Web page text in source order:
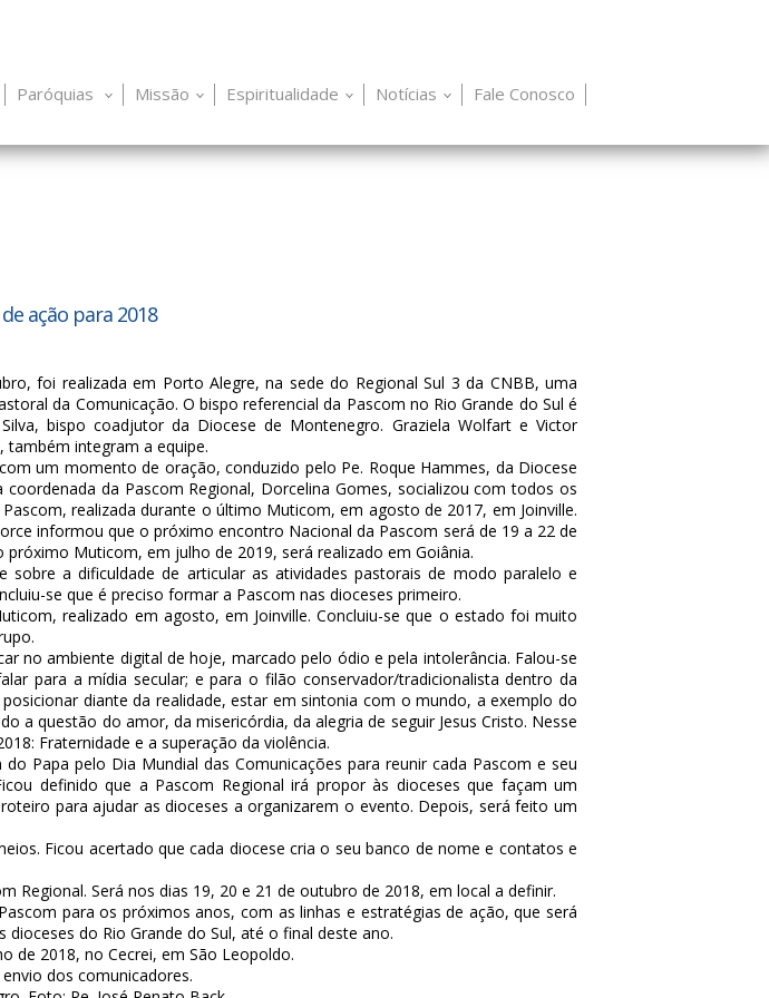
Paróquias Missão Espiritualidade Notícias Fale Conosco
ação para 2018
foi realizada em Porto Alegre, na sede do Regional Sul 3 da CNBB, uma
da Comunicação. O bispo referencial da Pascom no Rio Grande do Sul é
bispo coadjutor da Diocese de Montenegro. Graziela Wolfart e Victor
também integram a equipe.
um momento de oração, conduzido pelo Pe. Roque Hammes, da Diocese
coordenada da Pascom Regional, Dorcelina Gomes, socializou com todos os
realizada durante o último Muticom, em agosto de 2017, em Joinville.
informou que o próximo encontro Nacional da Pascom será de 19 a 22 de
Muticom, em julho de 2019, será realizado em Goiânia.
a dificuldade de articular as atividades pastorais de modo paralelo e
se que é preciso formar a Pascom nas dioceses primeiro.
realizado em agosto, em Joinville. Concluiu-se que o estado foi muito
no ambiente digital de hoje, marcado pelo ódio e pela intolerância. Falou-se
para a mídia secular; e para o filão conservador/tradicionalista dentro da
diante da realidade, estar em sintonia com o mundo, a exemplo do
a questão do amor, da misericórdia, da alegria de seguir Jesus Cristo. Nesse
Fraternidade e a superação da violência.
Papa pelo Dia Mundial das Comunicações para reunir cada Pascom e seu
definido que a Pascom Regional irá propor às dioceses que façam um
para ajudar as dioceses a organizarem o evento. Depois, será feito um
Ficou acertado que cada diocese cria o seu banco de nome e contatos e
Será nos dias 19, 20 e 21 de outubro de 2018, em local a definir.
para os próximos anos, com as linhas e estratégias de ação, que será
do Rio Grande do Sul, até o final deste ano.
de 2018, no Cecrei, em São Leopoldo.
dos comunicadores.